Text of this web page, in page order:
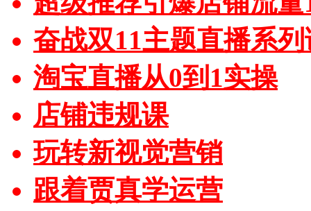
奋战双11主题直播系列
淘宝直播从0到1实操
店铺违规课
玩转新视觉营销
跟着贾真学运营